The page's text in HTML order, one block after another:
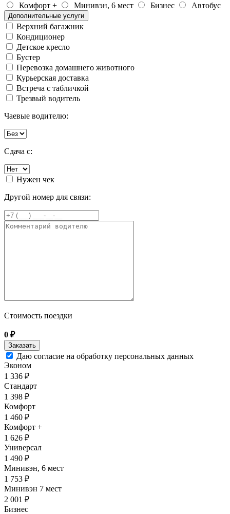
Комфорт +
Минивэн, 6 мест Бизнес Автобус
Дополнительные услуги
Верхний багажник
Кондиционер
Детское кресло
Бустер
Перевозка домашнего животного
Курьерская доставка
Встреча с табличкой
Трезвый водитель
Чаевые водителю:
Сдача с:
Нужен чек
Другой номер для связи:
Стоимость поездки
0 ₽
Даю согласие на обработку персональных данных
Эконом
1 336 ₽
Стандарт
1 398 ₽
Комфорт
1 460 ₽
Комфорт +
1 626 ₽
Универсал
1 490 ₽
Минивэн, 6 мест
1 753 ₽
Минивэн 7 мест
2 001 ₽
Бизнес